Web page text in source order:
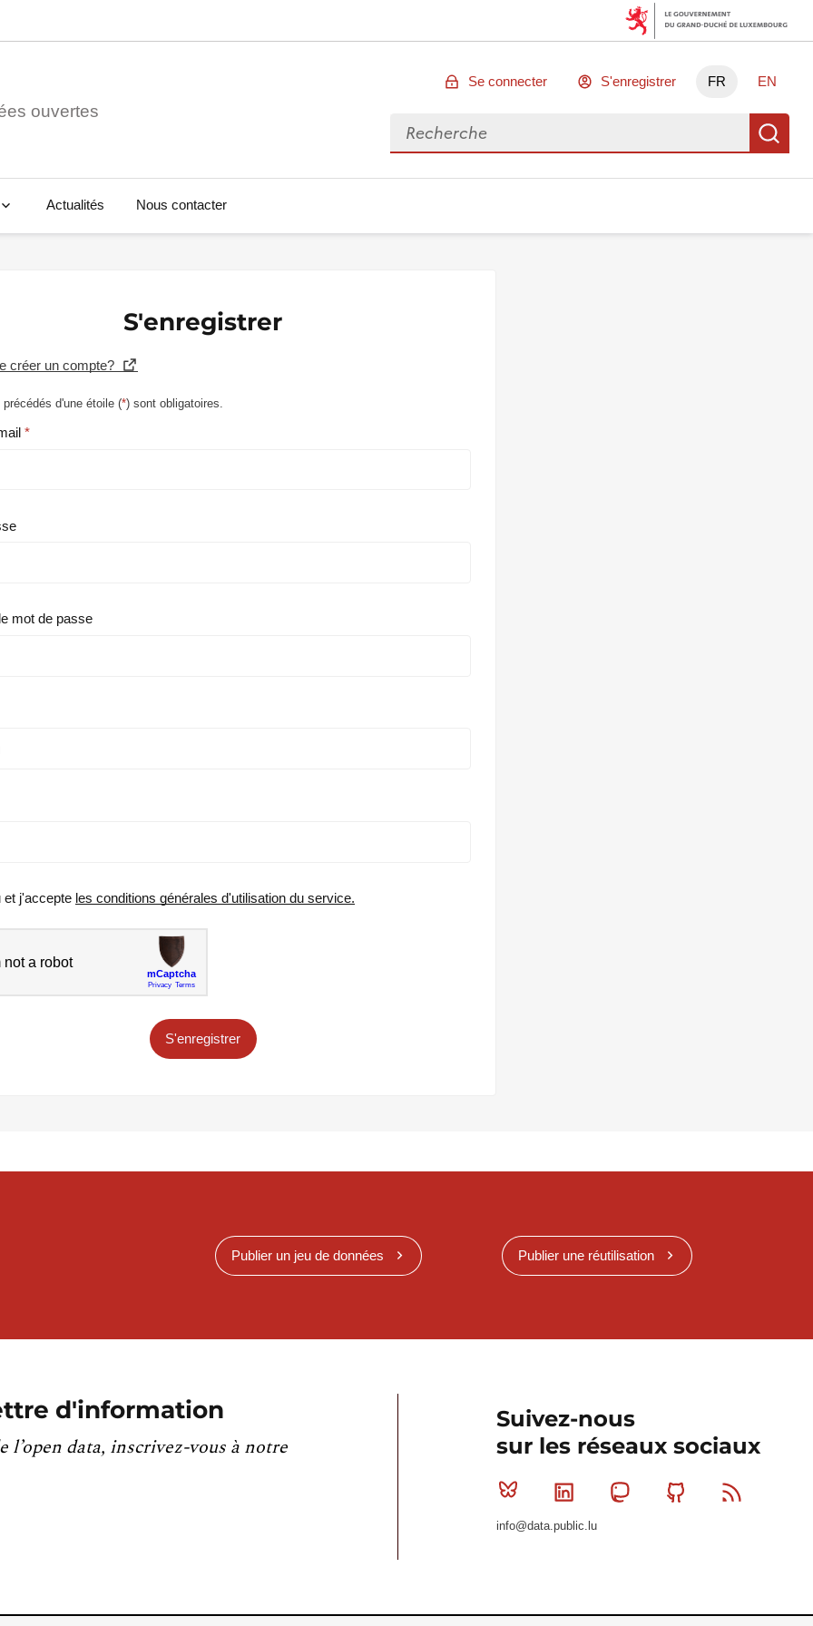
ouvertes
Se connecter S'enregistrer FR EN
Rechercher des données
Actualités Nous contacter
S'enregistrer
créer un compte?
d'une étoile (*) sont obligatoires.
mot de passe
et j'accepte les conditions générales d'utilisation du service.
S'enregistrer
Publier un jeu de données Publier une réutilisation
d'information
l’open data, inscrivez-vous à notre
Suivez-nous
sur les réseaux sociaux
Bluesky Linkedin MastodonGithub
info@data.public.lu